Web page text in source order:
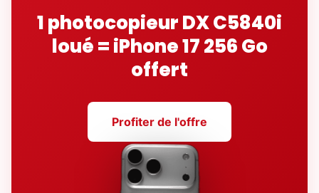
1 photocopieur DX C5840i
loué = iPhone 17 256 Go
offert
Profiter de l'offre